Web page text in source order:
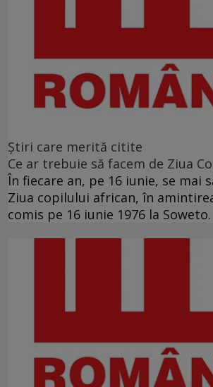
Ştiri care merită citite
Ce ar trebuie să facem de Ziua
În fiecare an, pe 16 iunie, se mai
Ziua copilului african, în
comis pe 16 iunie 1976 la Soweto.